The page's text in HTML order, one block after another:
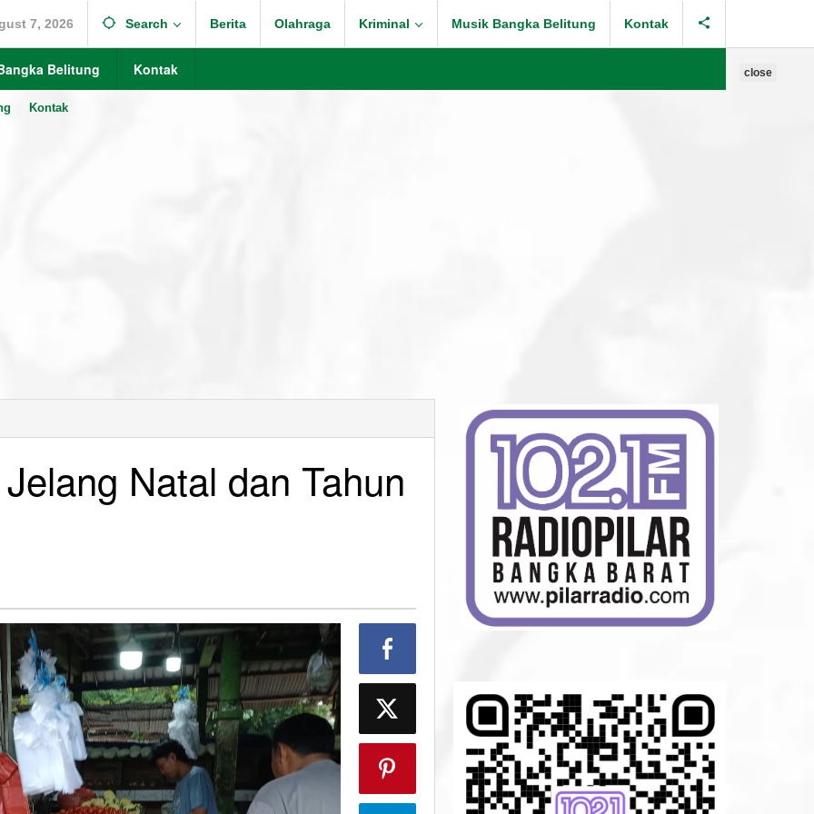
7, 2026 Search Berita Olahraga Kriminal Musik Bangka Belitung Kontak
Belitung Kontak
Kontak
close
Natal dan Tahun